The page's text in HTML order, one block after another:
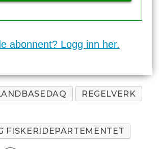
abonnent? Logg inn her.
REGELVERK
FISKERIDEPARTEMENTET